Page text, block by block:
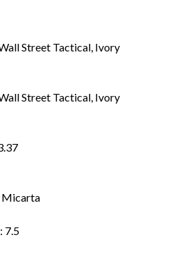
Street Tactical, Ivory
Street Tactical, Ivory
Micarta
7.5